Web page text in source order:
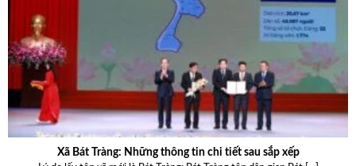
Xã Bát Tràng: Những thông tin chi tiết sau sắp xếp